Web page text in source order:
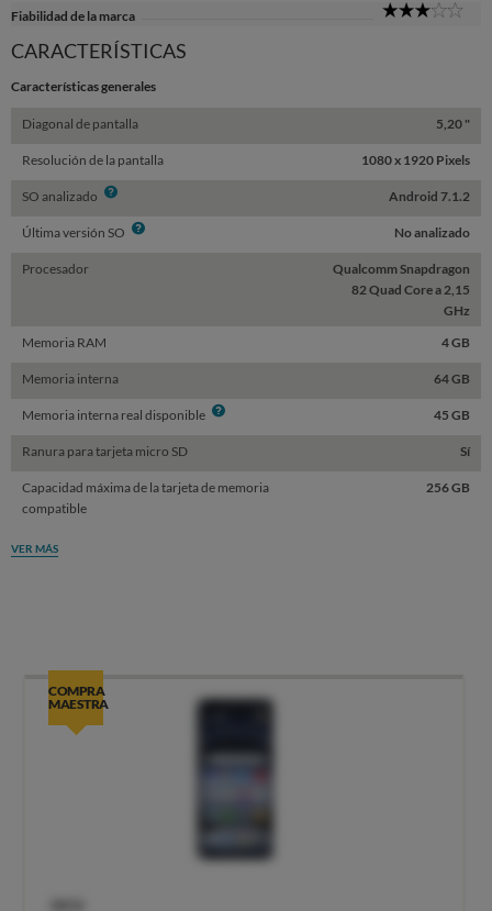
Fiabilidad de la marca
CARACTERÍSTICAS
Características generales
Diagonal de pantalla 5,20 "
Resolución de la pantalla 1080 x 1920 Pixels
SO analizado Info Android 7.1.2
Última versión SO Info No analizado
Procesador
Qualcomm Snapdragon
82 Quad Core a 2,15
GHz
Memoria RAM
4 GB
Memoria interna 64 GB
Memoria interna real disponible Info 45 GB
Ranura para tarjeta micro SD Sí
Capacidad máxima de la tarjeta de memoria
compatible
256 GB
VER MÁS
COMPRA
MAESTRA